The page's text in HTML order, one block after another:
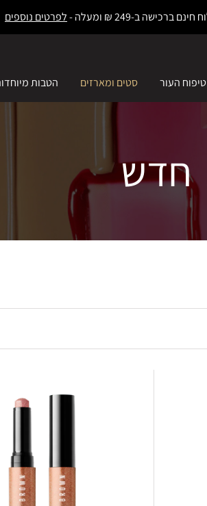
לפרטים נוספים
טיפוח העור סטים ומארזים הטבות
חדש